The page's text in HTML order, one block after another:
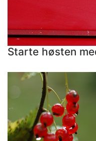
Starte høsten